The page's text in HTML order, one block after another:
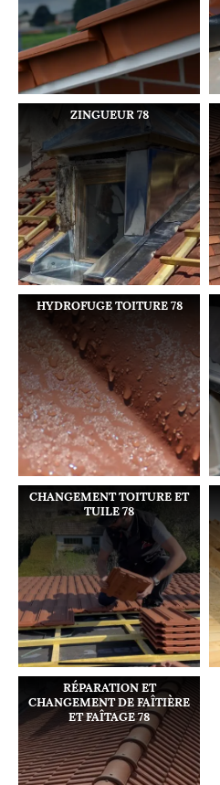
ZINGUEUR 78
HYDROFUGE TOITURE 78
CHANGEMENT TOITURE ET
TUILE 78
RÉPARATION ET
CHANGEMENT DE FAÎTIÈRE
ET FAÎTAGE 78